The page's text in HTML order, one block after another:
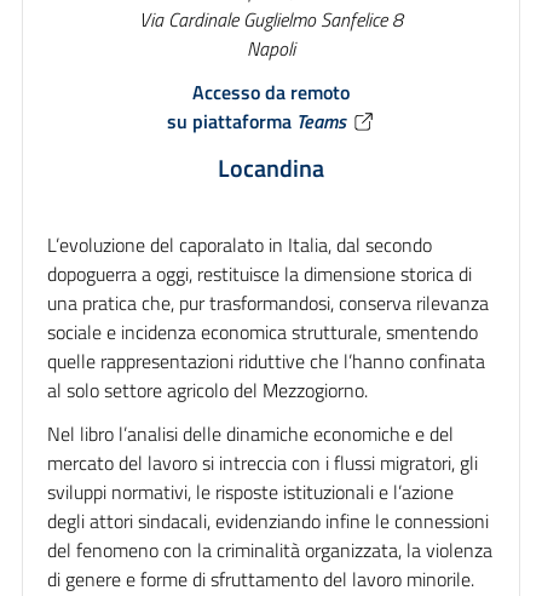
Via Cardinale Guglielmo Sanfelice 8
Napoli
Accesso da remoto
su piattaforma Teams
Locandina
L’evoluzione del caporalato in Italia, dal secondo
dopoguerra a oggi, restituisce la dimensione storica di
una pratica che, pur trasformandosi, conserva rilevanza
sociale e incidenza economica strutturale, smentendo
quelle rappresentazioni riduttive che l’hanno confinata
al solo settore agricolo del Mezzogiorno.
Nel libro l’analisi delle dinamiche economiche e del
mercato del lavoro si intreccia con i flussi migratori, gli
sviluppi normativi, le risposte istituzionali e l’azione
degli attori sindacali, evidenziando infine le connessioni
del fenomeno con la criminalità organizzata, la violenza
di genere e forme di sfruttamento del lavoro minorile.